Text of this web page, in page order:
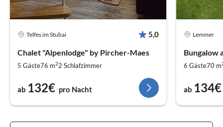
Großbritannien
Tschechien
Albanien
159 Unterkünfte
148 Unterkünfte
Telfes im Stubai 5,0
Chalet "Alpenlodge" by Pircher-Maes
5 Gäste76 m22 Schlafzimmer
ab 132€ pro Nacht
Lemmer
Bungalow
6 Gäste70 m
ab 134€